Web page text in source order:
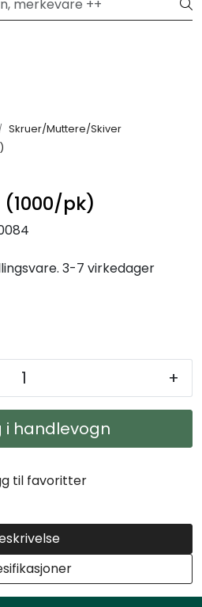
inn!
Skruer/Muttere/Skiver
(1000/pk)
3-7 virkedager
+
i handlevogn
til favoritter